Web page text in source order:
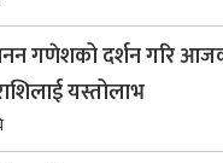
गणेशको दर्शन गरि
यस्तोलाभ